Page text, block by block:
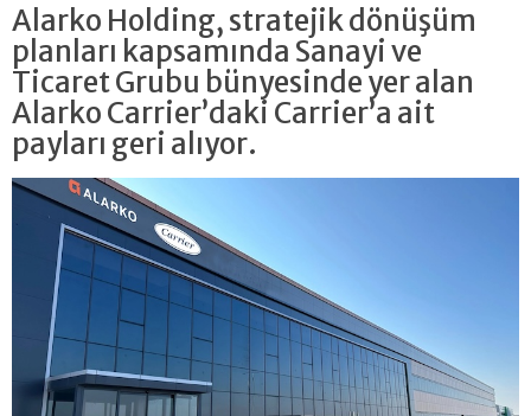
Alarko Holding, stratejik dönüşüm
planları kapsamında Sanayi ve
Ticaret Grubu bünyesinde yer alan
Alarko Carrier’daki Carrier’a ait
payları geri alıyor.